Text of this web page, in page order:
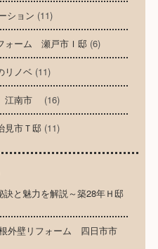
ション (11)
ォーム 瀬戸市Ｉ邸(6)
リノベ(11)
江南市 (16)
見市Ｔ邸(11)
と魅力を解説～築28年Ｈ邸
外壁リフォーム 四日市市